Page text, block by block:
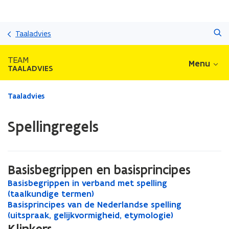
Taaladvies
TEAM
TAALADVIES Menu
Gedaan
bevindt
Spellingregels
Taaladvies
Spellingregels
Basisbegrippen en basisprincipes
B
a
s
i
s
Basisbegrippen in verband met spelling
(taalkundige termen)
B
a
s
i
s
B
a
s
Basisprincipes van de Nederlandse spelling
(uitspraak, gelijkvormigheid, etymologie)
B
a
s